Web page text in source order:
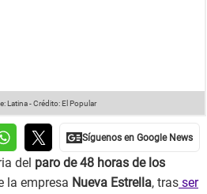
Latina-Crédito: El Popular
del paro de 48 horas de los
la empresa Nueva Estrella, tras ser